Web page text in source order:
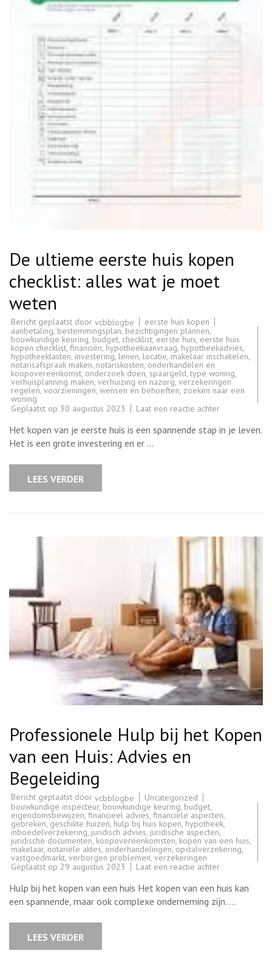
De ultieme eerste huis kopen
checklist: alles wat je moet
weten
Bericht geplaatst door vcbblogbe
eerste huis kopen
aanbetaling, bestemmingsplan, bezichtigingen plannen,
bouwkundige keuring, budget, checklist,eerste huis, eerste huis
kopen checklist, financiën, hypotheekaanvraag, hypotheekadvies,
hypotheeklasten, investering, lenen, locatie, makelaar inschakelen,
notarisafspraak maken, notariskosten, onderhandelen en
koopovereenkomst, onderzoek doen, spaargeld,type woning,
verhuisplanning maken, verhuizing en nazorg, verzekeringen
regelen, voorzieningen, wensen en behoeften, zoeken naar een
woning
Geplaatst op 30 augustus 2023 Laat een reactie achterop
ultieme
eerste
Het kopen van je eerste huis is een spannende stap in je leven.
Het is een grote investering en er …
LEES VERDER
Professionele Hulp bij het Kopen
van een Huis: Advies en
Begeleiding
Bericht geplaatst door vcbblogbe
Uncategorized
bouwkundige inspecteur, bouwkundige keuring, budget,
eigendomsbewijzen, financieel advies, financiële aspecten,
gebreken, geschikte huizen, hulp bij huis kopen, hypotheek,
inboedelverzekering, juridisch advies, juridische aspecten,
juridische documenten, koopovereenkomsten, kopen van een huis,
makelaar, notariële aktes, onderhandelingen, opstalverzekering,
vastgoedmarkt, verborgen problemen, verzekeringen
Geplaatst op 29 augustus 2023 Laat een reactie achterop
Hulp
bij
het
Kopen
Hulp bij het kopen van een huis Het kopen van een huis kan
een spannende, maar ook complexe onderneming zijn. …
LEES VERDER